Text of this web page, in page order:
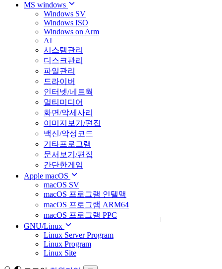
MS windows
Windows SV
Windows ISO
Windows on Arm
AI
시스템관리
디스크관리
파일관리
드라이버
인터넷/네트웍
멀티미디어
화면/악세사리
이미지보기/편집
백신/악성코드
기타프로그램
문서보기/편집
간단한게임
Apple macOS
macOS SV
macOS 프로그램 인텔맥
macOS 프로그램 ARM64
macOS 프로그램 PPC
GNU/Linux
Linux Server Program
Linux Program
Linux Site